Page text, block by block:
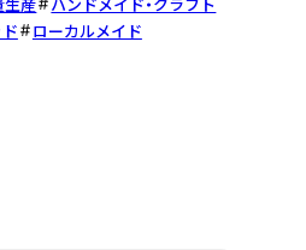
生産
ハンドメイド・クラフト
ローカルメイド